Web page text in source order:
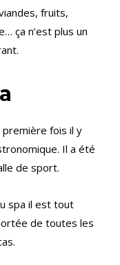
fruits,
ça n’est plus un
première fois il y
Il a été
de sport.
spa il est tout
de toutes les